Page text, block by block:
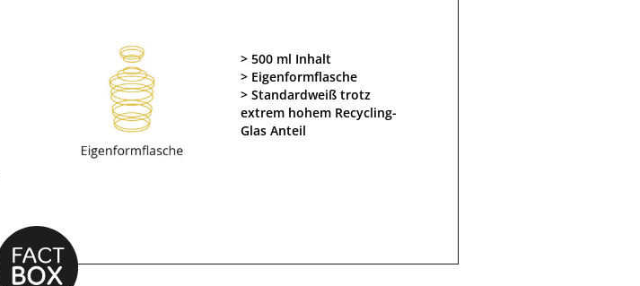
500 ml Inhalt
Eigenformflasche
Standardweiß trotz
extrem hohem Recycling-
Glas Anteil